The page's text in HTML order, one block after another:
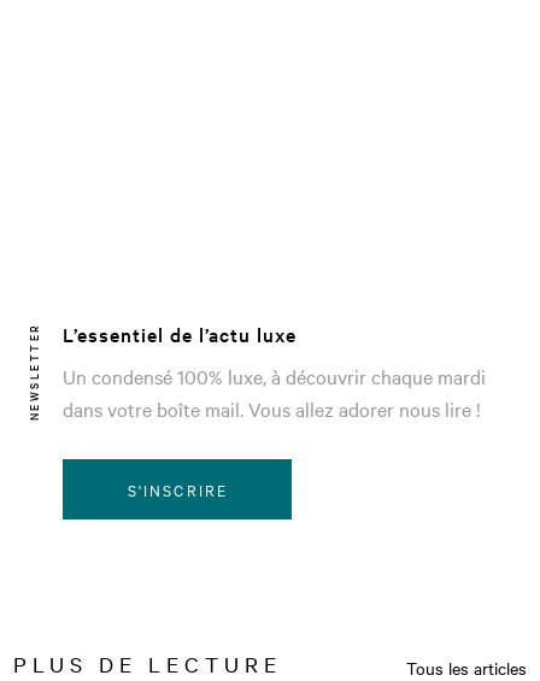
NEWSLETTER
L’essentiel de l’actu luxe
Un condensé 100% luxe, à découvrir chaque mardi
dans votre boîte mail. Vous allez adorer nous lire !
S'INSCRIRE
PLUS DE LECTURE Tous les articles